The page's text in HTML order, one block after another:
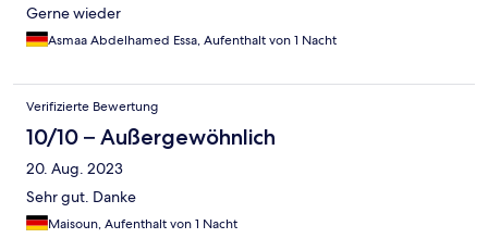
Gerne wieder
Asmaa Abdelhamed Essa, Aufenthalt von 1 Nacht
Verifizierte Bewertung
10/10 – Außergewöhnlich
20. Aug. 2023
Sehr gut. Danke
Maisoun, Aufenthalt von 1 Nacht